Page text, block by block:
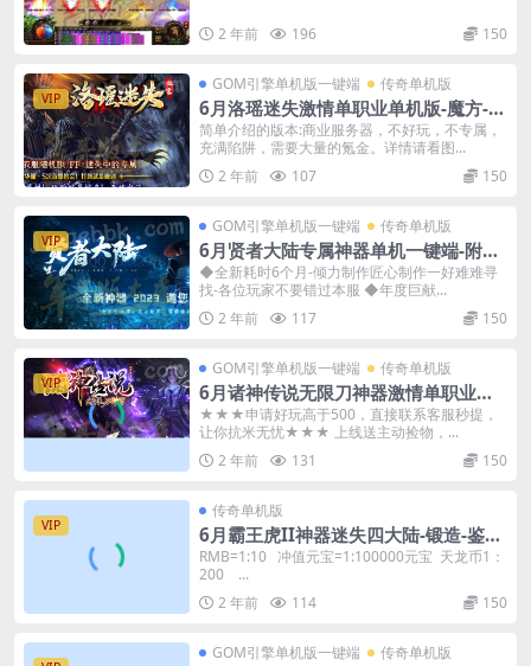
2 年前 196 150
VIP
GOM引擎单机版一键端 传奇单机版
6月洛瑶迷失激情单职业单机版-魔方-转
生-洗练-附带GM后台
简单介绍的版本:商业服务器，不好玩，不专属，
充满陷阱，需要大量的氪金。详情请看图...
2 年前
107 150
VIP
GOM引擎单机版一键端 传奇单机版
6月贤者大陆专属神器单机一键端-附带
GM后台
◆全新耗时6个月-倾力制作匠心制作一好难难寻
找-各位玩家不要错过本服 ◆年度巨献...
2 年前
117 150
VIP
GOM引擎单机版一键端 传奇单机版
6月诸神传说无限刀神器激情单职业传
奇单机-附带GM后台
★★★申请好玩高于500，直接联系客服秒提，
让你抗米无忧★★★ 上线送主动捡物，...
2 年前
131 150
VIP
传奇单机版
6月霸王虎II神器迷失四大陆-锻造-鉴
定-棋盘-GM后台
RMB=1:10 冲值元宝=1:100000元宝 天龙币1：
200 ...
2 年前
114 150
GOM引擎单机版一键端 传奇单机版